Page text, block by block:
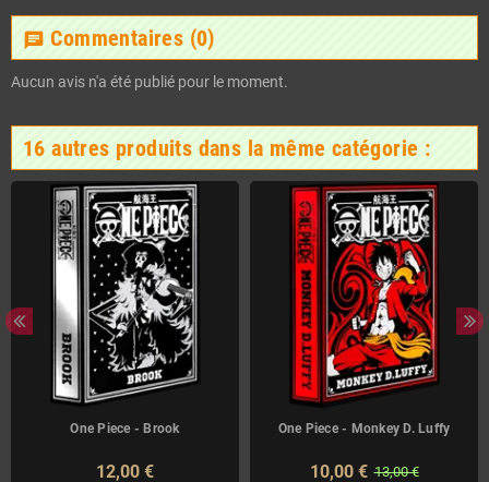
chat Commentaires (0)
Aucun avis n'a été publié pour le moment.
16 autres produits dans la même catégorie :
One Piece - Brook
12,00 €
One Piece - Monkey D. Luffy
10,00 € 13,00 €